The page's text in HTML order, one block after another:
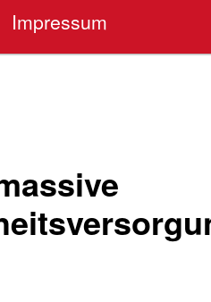
Impressum